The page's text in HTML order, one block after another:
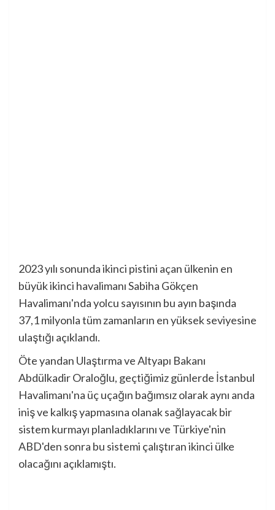
2023 yılı sonunda ikinci pistini açan ülkenin en
büyük ikinci havalimanı Sabiha Gökçen
Havalimanı'nda yolcu sayısının bu ayın başında
37,1 milyonla tüm zamanların en yüksek seviyesine
ulaştığı açıklandı.
Öte yandan Ulaştırma ve Altyapı Bakanı
Abdülkadir Oraloğlu, geçtiğimiz günlerde İstanbul
Havalimanı'na üç uçağın bağımsız olarak aynı anda
iniş ve kalkış yapmasına olanak sağlayacak bir
sistem kurmayı planladıklarını ve Türkiye'nin
ABD'den sonra bu sistemi çalıştıran ikinci ülke
olacağını açıklamıştı.